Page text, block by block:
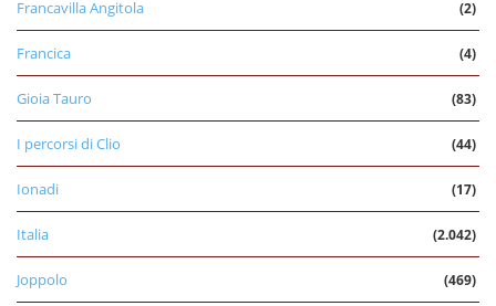
Francavilla Angitola (2)
Francica (4)
Gioia Tauro (83)
I percorsi di Clio (44)
Ionadi (17)
Italia (2.042)
Joppolo (469)